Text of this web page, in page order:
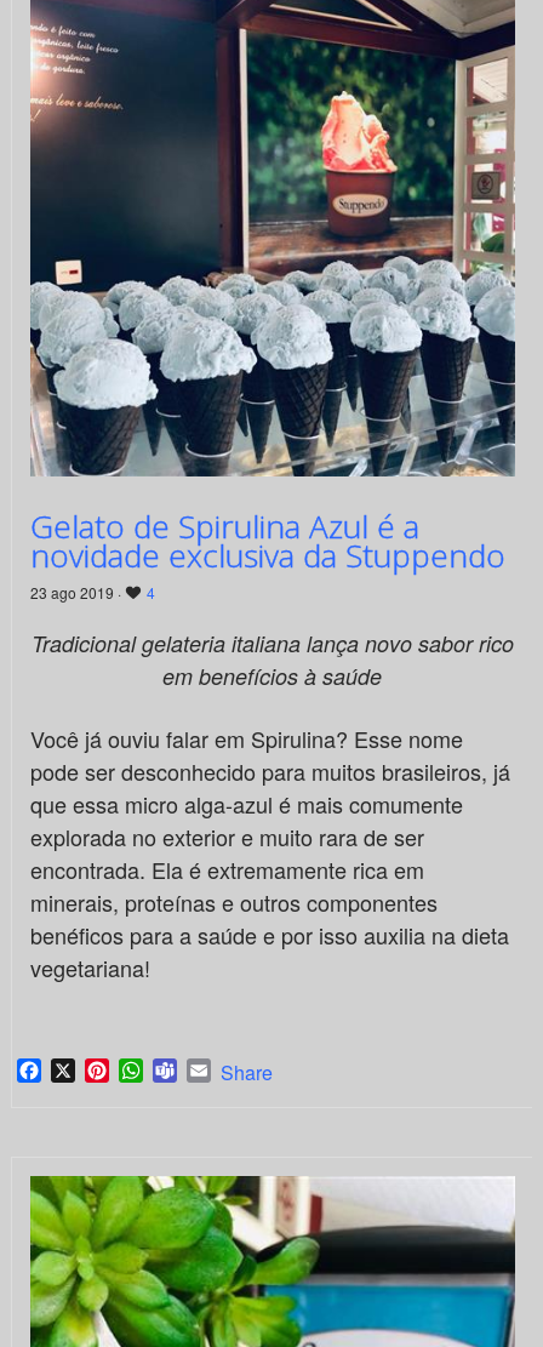
Gelato de Spirulina Azul é a
novidade exclusiva da Stuppendo
23 ago 2019 · 4
Tradicional gelateria italiana lança novo sabor rico
em benefícios à saúde
Você já ouviu falar em Spirulina? Esse nome
pode ser desconhecido para muitos brasileiros, já
que essa micro alga-azul é mais comumente
explorada no exterior e muito rara de ser
encontrada. Ela é extremamente rica em
minerais, proteínas e outros componentes
benéficos para a saúde e por isso auxilia na dieta
vegetariana!
Facebook
X PinterestWhatsApp
TeamsEmail
Share